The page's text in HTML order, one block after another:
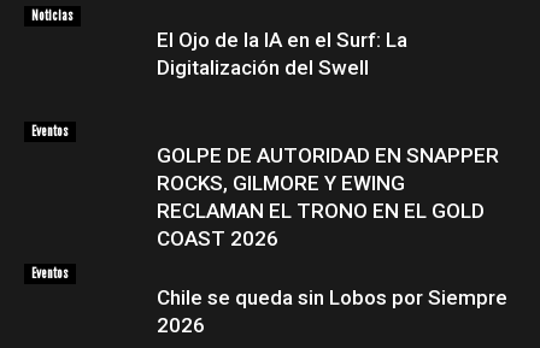
Noticias
El Ojo de la IA en el Surf: La
Digitalización del Swell
Eventos
GOLPE DE AUTORIDAD EN SNAPPER
ROCKS, GILMORE Y EWING
RECLAMAN EL TRONO EN EL GOLD
COAST 2026
Eventos
Chile se queda sin Lobos por Siempre
2026